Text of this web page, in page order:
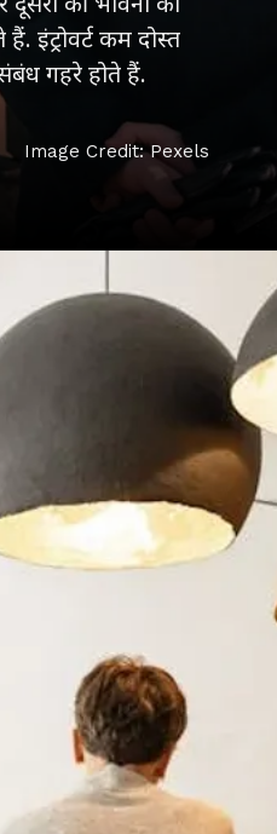
इंट्रोवर्ट कम दोस्त
गहरे होते हैं.
Image Credit: Pexels